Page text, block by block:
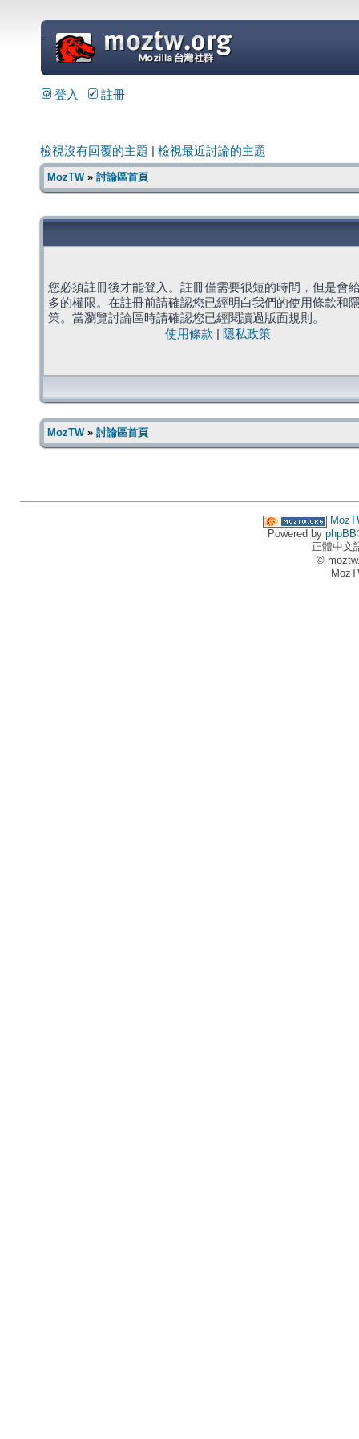
=
登入 註冊
檢視沒有回覆的主題 檢視最近討論的主題
MozTW» 討論區首頁
您必須註冊後才能登入。註冊僅需要很短的時間，但是會
多的權限。在註冊前請確認您已經明白我們的使用條款和
策。當瀏覽討論區時請確認您已經閱讀過版面規則。
使用條款
隱私政策
MozTW» 討論區首頁
Powered by phpBB
正體中文
©